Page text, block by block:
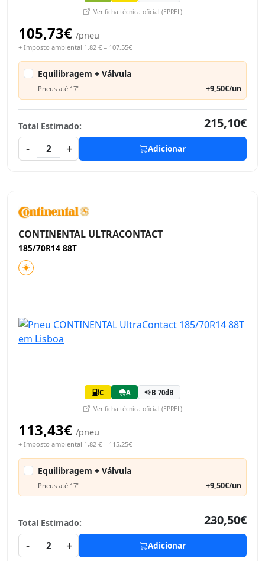
Ver ficha técnica oficial (EPREL)
105,73€ /pneu
+ Imposto ambiental 1,82 € = 107,55€
Equilibragem + Válvula
Pneus até 17" +9,50€/un
Total Estimado:
215,10€
-
2 + Adicionar
CONTINENTAL ULTRACONTACT
185/70R14 88T
C A B 70dB
Ver ficha técnica oficial (EPREL)
113,43€ /pneu
+ Imposto ambiental 1,82 € = 115,25€
Equilibragem + Válvula
Pneus até 17" +9,50€/un
Total Estimado:
230,50€
-
2 + Adicionar